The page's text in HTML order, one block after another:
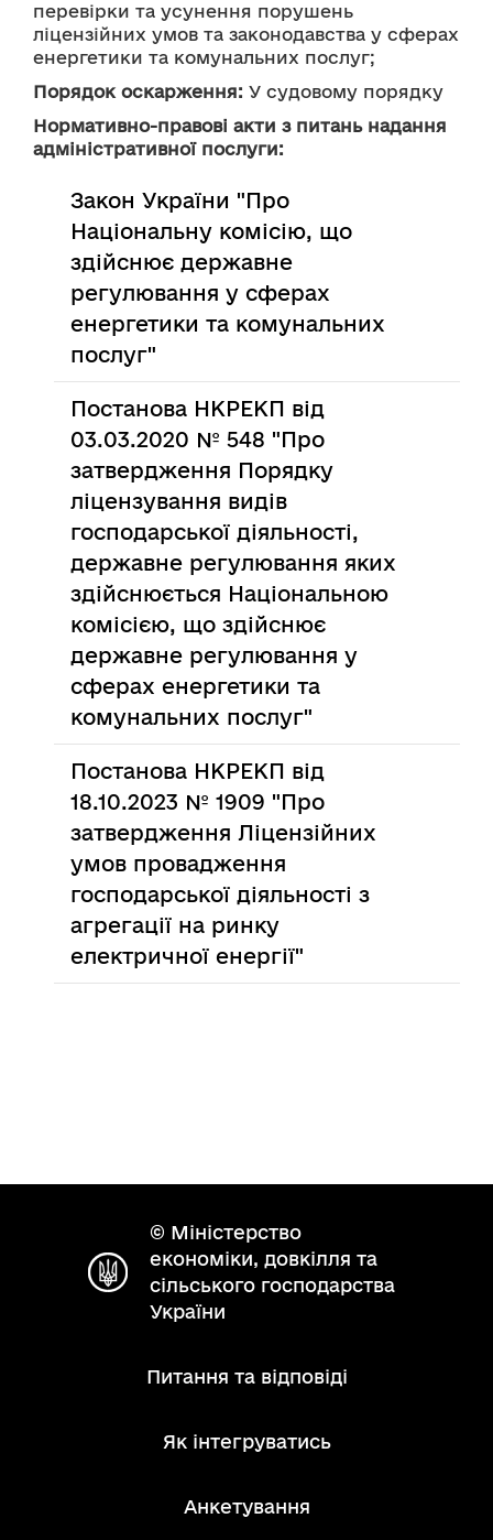
перевірки та усунення порушень
ліцензійних умов та законодавства у сферах
енергетики та комунальних послуг;
Порядок оскарження: У судовому порядку
Нормативно-правові акти з питань надання
адміністративної послуги:
Закон України "Про
Національну комісію, що
здійснює державне
регулювання у сферах
енергетики та комунальних
послуг"
Постанова НКРЕКП від
03.03.2020 № 548 "Про
затвердження Порядку
ліцензування видів
господарської діяльності,
державне регулювання яких
здійснюється Національною
комісією, що здійснює
державне регулювання у
сферах енергетики та
комунальних послуг"
Постанова НКРЕКП від
18.10.2023 № 1909 "Про
затвердження Ліцензійних
умов провадження
господарської діяльності з
агрегації на ринку
електричної енергії"
© Міністерство
економіки, довкілля та
сільського господарства
України
Питання та відповіді
Як інтегруватись
Анкетування